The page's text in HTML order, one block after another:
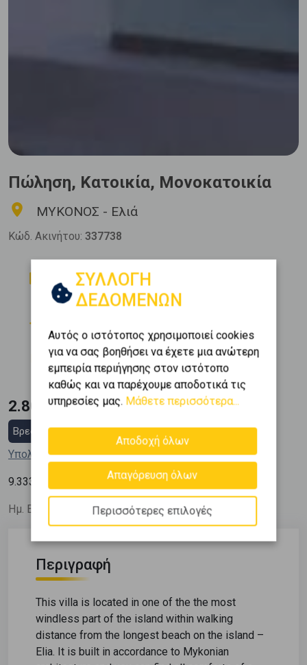
Πώληση, Κατοικία, Μονοκατοικία
ΜΥΚΟΝΟΣ - Ελιά
Κώδ. Ακινήτου: 337738
Δωμάτια
8
Όροφος
Εμβαδόν
Κατασκευή
2006
2.800.000 €
Βρες στεγαστικό δάνειο
Υπολόγισε τη δόση μου
9.333
Ημ. Ενημέρωσης: 27/05/26
Περιγραφή
This villa is located in one of the the most
windless part of the island within walking
distance from the longest beach on the island –
Elia. It is built in accordance to Mykonian
ΣΥΛΛΟΓΗ
ΔΕΔΟΜΕΝΩΝ
Αυτός ο ιστότοπος χρησιμοποιεί cookies
για να σας βοηθήσει να έχετε μια ανώτερη
εμπειρία περιήγησης στον ιστότοπο
καθώς και να παρέχουμε αποδοτικά τις
υπηρεσίες μας. Μάθετε περισσότερα...
Αποδοχή όλων
Απαγόρευση όλων
Περισσότερες επιλογές